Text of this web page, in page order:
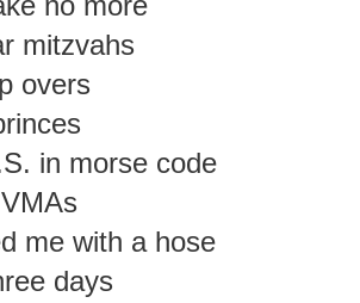
mitzvahs
overs
in morse code
me with a hose
days